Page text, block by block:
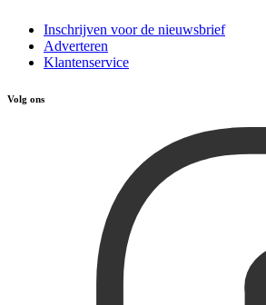
Inschrijven voor de nieuwsbrief
Adverteren
Klantenservice
Volg ons